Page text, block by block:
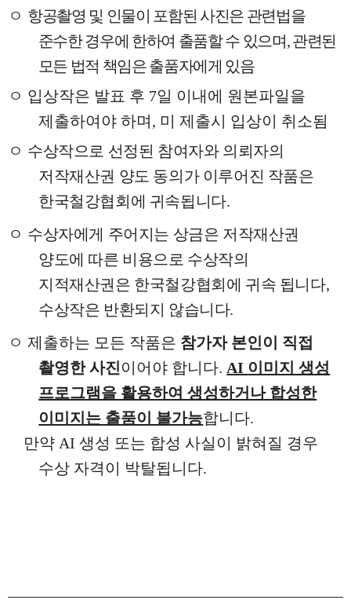
ㅇ 항공촬영 및 인물이 포함된 사진은 관련법을
준수한 경우에 한하여 출품할 수 있으며,관련된
모든 법적 책임은 출품자에게 있음
ㅇ 입상작은 발표 후 7일 이내에 원본파일을
제출하여야 하며 , 미 제출시 입상이 취소됨
ㅇ 수상작으로 선정된 참여자와 의뢰자의
저작재산권 양도 동의가 이루어진 작품은
한국철강협회에 귀속됩니다.
ㅇ 수상자에게 주어지는 상금은 저작재산권
양도에 따른 비용으로 수상작의
지적재산권은 한국철강협회에 귀속 됩니다,
수상작은 반환되지 않습니다.
ㅇ 제출하는 모든 작품은 참가자 본인이 직접
촬영한 사진이어야 합니다.AI 이미지 생성
프로그램을 활용하여 생성하거나 합성한
이미지는 출품이 불가능합니다.
만약 AI 생성 또는 합성 사실이 밝혀질 경우
수상 자격이 박탈됩니다.